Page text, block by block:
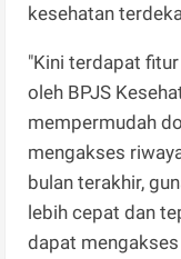
kesehatan
"Kini terdapat
oleh BPJS
mempermudah
mengakses
bulan terakhir,
lebih cepat dan
dapat